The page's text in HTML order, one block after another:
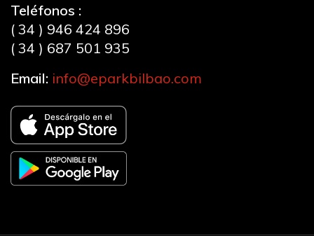
Teléfonos :
( 34 ) 946 424 896
( 34 ) 687 501 935
Email: info@eparkbilbao.com